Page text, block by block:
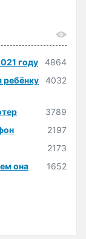
году
4864
ребёнку
4032
3789
2197
2173
она
1652